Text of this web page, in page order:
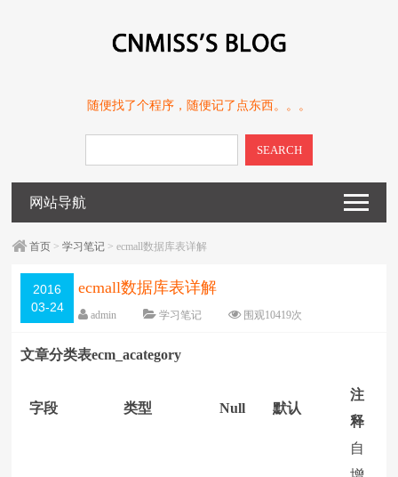
随便找了个程序，随便记了点东西。。。
SEARCH
网站导航
首页 >学习笔记 > ecmall数据库表详解
2016
03-24
ecmall数据库表详解
admin 学习笔记 围观10419次
字体：大 中 小
文章分类表ecm_acategory
字段 类型 Null 默认
注
释
自